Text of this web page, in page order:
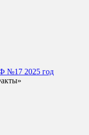
№17 2025 год